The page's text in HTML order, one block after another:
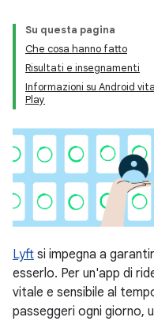
Su questa pagina
Che cosa hanno fatto
Risultati e insegnamenti
Informazioni su Android
Play
Lyft si impegna a
esserlo. Per un'app di
vitale e sensibile al
passeggeri ogni giorno,